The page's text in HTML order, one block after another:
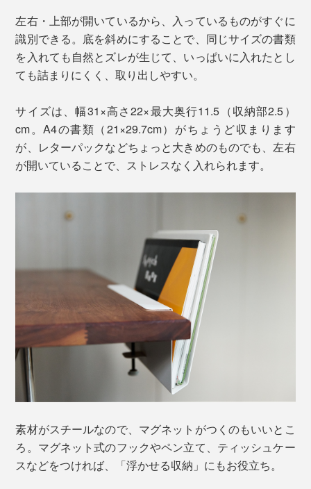
左右・上部が開いているから、入っているものがすぐに
識別できる。底を斜めにすることで、同じサイズの書類
を入れても自然とズレが生じて、いっぱいに入れたとし
ても詰まりにくく、取り出しやすい。
サイズは、幅31×高さ22×最大奥行11.5（収納部2.5）
cm。A4の書類（21×29.7cm）がちょうど収まります
が、レターパックなどちょっと大きめのものでも、左右
が開いていることで、ストレスなく入れられます。
素材がスチールなので、マグネットがつくのもいいとこ
ろ。マグネット式のフックやペン立て、ティッシュケー
スなどをつければ、「浮かせる収納」にもお役立ち。